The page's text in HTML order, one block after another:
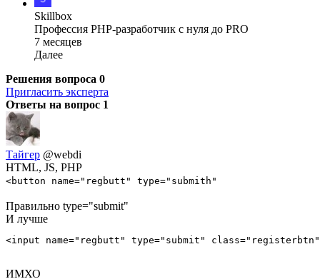
Skillbox
Профессия PHP-разработчик с нуля до PRO
7 месяцев
Далее
Решения вопроса 0
Пригласить эксперта
Ответы на вопрос 1
Тайгер @webdi
HTML, JS, PHP
<button name="regbutt" type="submith"
Правильно type="submit"
И лучше
<input name="regbutt" type="submit" class="registerbtn"
ИМХО